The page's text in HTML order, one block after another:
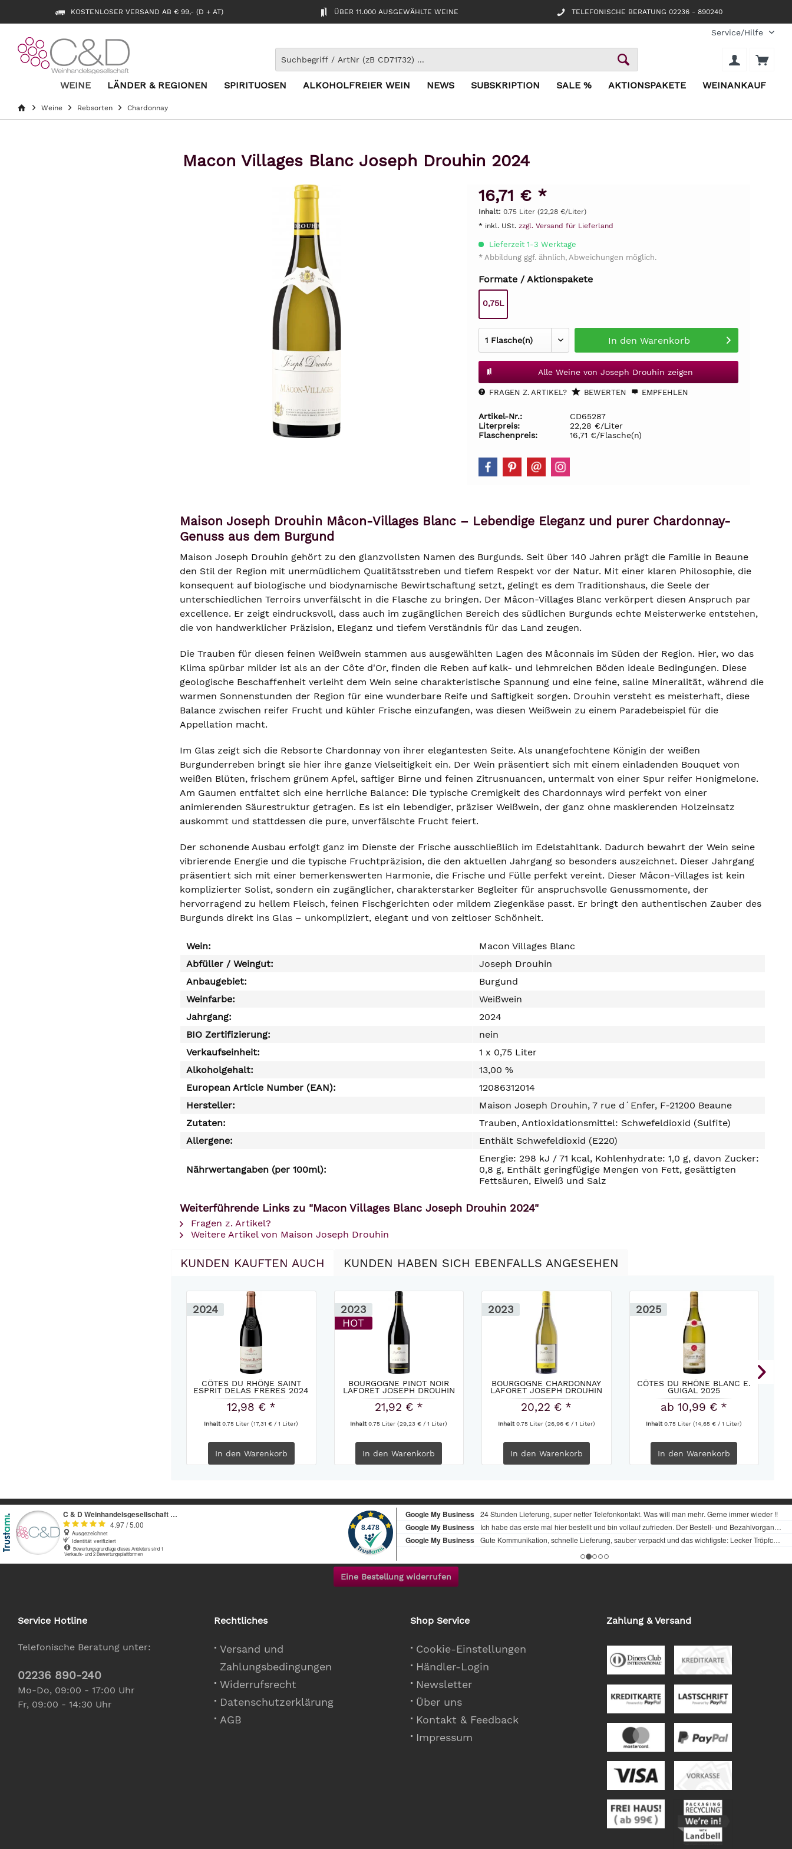
KOSTENLOSER VERSAND AB € 99,- (D + AT) ÜBER 11.000 AUSGEWÄHLTE WEINE TELEFONISCHE BERATUNG 02236 - 890240
Service/Hilfe
WEINE LÄNDER & REGIONEN SPIRITUOSEN ALKOHOLFREIER WEIN NEWS SUBSKRIPTION SALE % AKTIONSPAKETE WEINANKAUF
Weine Rebsorten Chardonnay
Macon Villages Blanc Joseph Drouhin 2024
16,71 € *
Inhalt: 0.75 Liter (22,28 €/Liter)
* inkl. USt. zzgl. Versand für Lieferland
Lieferzeit 1-3 Werktage
* Abbildung ggf. ähnlich, Abweichungen möglich.
Formate / Aktionspakete
0,75L
In den Warenkorb
Alle Weine von Joseph Drouhin zeigen
FRAGEN Z. ARTIKEL? BEWERTEN EMPFEHLEN
Artikel-Nr.:
CD65287
Literpreis:
22,28 €/Liter
Flaschenpreis:
16,71 €/Flasche(n)
Maison Joseph Drouhin Mâcon-Villages Blanc – Lebendige Eleganz und purer Chardonnay-
Genuss aus dem Burgund
Maison Joseph Drouhin gehört zu den glanzvollsten Namen des Burgunds. Seit über 140 Jahren prägt die Familie in Beaune
den Stil der Region mit unermüdlichem Qualitätsstreben und tiefem Respekt vor der Natur. Mit einer klaren Philosophie, die
konsequent auf biologische und biodynamische Bewirtschaftung setzt, gelingt es dem Traditionshaus, die Seele der
unterschiedlichen Terroirs unverfälscht in die Flasche zu bringen. Der Mâcon-Villages Blanc verkörpert diesen Anspruch par
excellence. Er zeigt eindrucksvoll, dass auch im zugänglichen Bereich des südlichen Burgunds echte Meisterwerke entstehen,
die von handwerklicher Präzision, Eleganz und tiefem Verständnis für das Land zeugen.
Die Trauben für diesen feinen Weißwein stammen aus ausgewählten Lagen des Mâconnais im Süden der Region. Hier, wo das
Klima spürbar milder ist als an der Côte d'Or, finden die Reben auf kalk- und lehmreichen Böden ideale Bedingungen. Diese
geologische Beschaffenheit verleiht dem Wein seine charakteristische Spannung und eine feine, saline Mineralität, während die
warmen Sonnenstunden der Region für eine wunderbare Reife und Saftigkeit sorgen. Drouhin versteht es meisterhaft, diese
Balance zwischen reifer Frucht und kühler Frische einzufangen, was diesen Weißwein zu einem Paradebeispiel für die
Appellation macht.
Im Glas zeigt sich die Rebsorte Chardonnay von ihrer elegantesten Seite. Als unangefochtene Königin der weißen
Burgunderreben bringt sie hier ihre ganze Vielseitigkeit ein. Der Wein präsentiert sich mit einem einladenden Bouquet von
weißen Blüten, frischem grünem Apfel, saftiger Birne und feinen Zitrusnuancen, untermalt von einer Spur reifer Honigmelone.
Am Gaumen entfaltet sich eine herrliche Balance: Die typische Cremigkeit des Chardonnays wird perfekt von einer
animierenden Säurestruktur getragen. Es ist ein lebendiger, präziser Weißwein, der ganz ohne maskierenden Holzeinsatz
auskommt und stattdessen die pure, unverfälschte Frucht feiert.
Der schonende Ausbau erfolgt ganz im Dienste der Frische ausschließlich im Edelstahltank. Dadurch bewahrt der Wein seine
vibrierende Energie und die typische Fruchtpräzision, die den aktuellen Jahrgang so besonders auszeichnet. Dieser Jahrgang
präsentiert sich mit einer bemerkenswerten Harmonie, die Frische und Fülle perfekt vereint. Dieser Mâcon-Villages ist kein
komplizierter Solist, sondern ein zugänglicher, charakterstarker Begleiter für anspruchsvolle Genussmomente, der
hervorragend zu hellem Fleisch, feinen Fischgerichten oder mildem Ziegenkäse passt. Er bringt den authentischen Zauber des
Burgunds direkt ins Glas – unkompliziert, elegant und von zeitloser Schönheit.
Wein:
Macon Villages Blanc
Abfüller / Weingut:
Joseph Drouhin
Anbaugebiet:
Burgund
Weinfarbe:
Weißwein
Jahrgang:
2024
BIO Zertifizierung:
nein
Verkaufseinheit:
1 x 0,75 Liter
Alkoholgehalt:
13,00 %
European Article Number (EAN):
12086312014
Hersteller:
Maison Joseph Drouhin, 7 rue d´Enfer, F-21200 Beaune
Zutaten:
Trauben, Antioxidationsmittel: Schwefeldioxid (Sulfite)
Allergene:
Enthält Schwefeldioxid (E220)
Nährwertangaben (per 100ml):
Energie: 298 kJ / 71 kcal, Kohlenhydrate: 1,0 g, davon Zucker:
0,8 g, Enthält geringfügige Mengen von Fett, gesättigten
Fettsäuren, Eiweiß und Salz
Weiterführende Links zu "Macon Villages Blanc Joseph Drouhin 2024"
Fragen z. Artikel?
Weitere Artikel von Maison Joseph Drouhin
KUNDEN KAUFTEN AUCH KUNDEN HABEN SICH EBENFALLS ANGESEHEN
2024
CÔTES DU RHÔNE SAINT
ESPRIT DELAS FRÈRES 2024
12,98 € *
Inhalt0.75 Liter(17,31 € / 1 Liter)
In den Warenkorb
2023
HOT
BOURGOGNE PINOT NOIR
LAFORET JOSEPH DROUHIN
2023
21,92 € *
Inhalt0.75 Liter(29,23 € / 1 Liter)
In den Warenkorb
2023
BOURGOGNE CHARDONNAY
LAFORET JOSEPH DROUHIN
2023
20,22 € *
Inhalt0.75 Liter (26,96 € / 1 Liter)
In den Warenkorb
2025
CÔTES DU RHÔNE BLANC E.
GUIGAL 2025
ab 10,99 € *
Inhalt0.75 Liter(14,65 € / 1 Liter)
In den Warenkorb
Eine Bestellung widerrufen
Service Hotline
Telefonische Beratung unter:
02236 890-240
Mo-Do, 09:00 - 17:00 Uhr
Fr, 09:00 - 14:30 Uhr
Rechtliches
Versand und
Zahlungsbedingungen
Widerrufsrecht
Datenschutzerklärung
AGB
Shop Service
Cookie-Einstellungen
Händler-Login
Newsletter
Über uns
Kontakt & Feedback
Impressum
Zahlung & Versand